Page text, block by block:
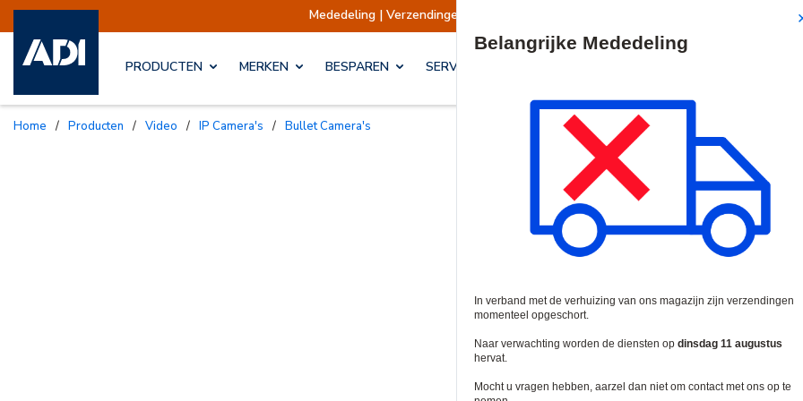
Mededeling | Verzendingen opgeschort Verzendingen worden op dinsdag
PRODUCTEN MERKEN BESPAREN SERVICES & OPLOSSINGEN
Home / Producten / Video / IP Camera's / Bullet Camera's